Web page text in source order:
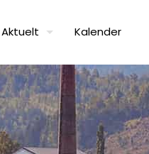
Aktuelt Kalender